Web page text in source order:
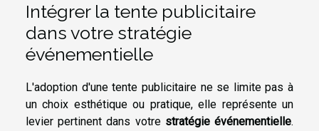
Intégrer la tente publicitaire
dans votre stratégie
événementielle
L'adoption d'une tente publicitaire ne se limite pas à
un choix esthétique ou pratique, elle représente un
levier pertinent dans votre stratégie événementielle.